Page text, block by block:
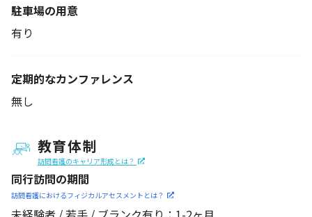
駐車場の用意
有り
定期的なカンファレンス
無し
教育体制
訪問看護のキャリア形成とは？
同行訪問の期間
訪問看護におけるフィジカルアセスメントとは？